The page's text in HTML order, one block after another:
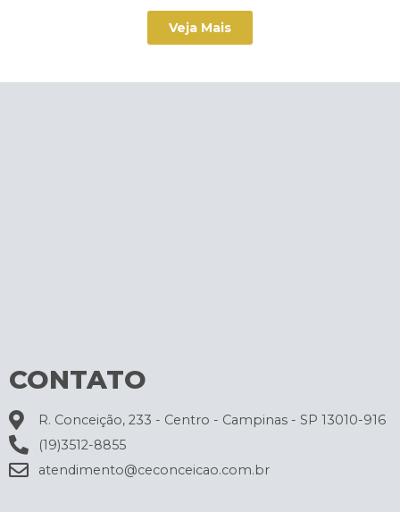
Veja Mais
CONTATO
R. Conceição, 233 - Centro - Campinas - SP 13010-916
(19)3512-8855
atendimento@ceconceicao.com.br